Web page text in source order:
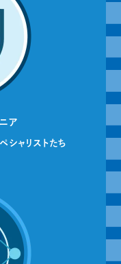
ア
シャリストたち